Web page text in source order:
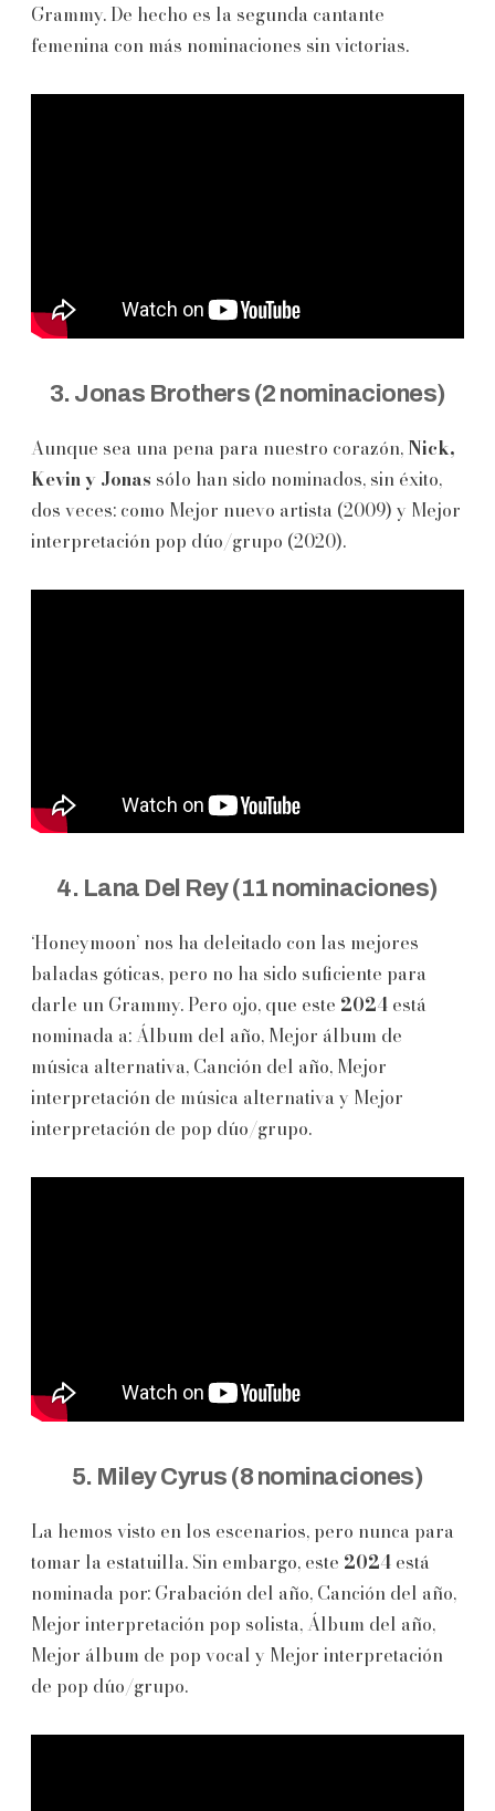
Grammy. De hecho es la segunda cantante
femenina con más nominaciones sin victorias.
3. Jonas Brothers (2 nominaciones)
Aunque sea una pena para nuestro corazón,Nick,
Kevin y Jonas sólo han sido nominados, sin éxito,
dos veces: como Mejor nuevo artista (2009) y Mejor
interpretación pop dúo/grupo (2020).
4. Lana Del Rey (11 nominaciones)
‘Honeymoon’ nos ha deleitado con las mejores
baladas góticas, pero no ha sido suficiente para
darle un Grammy. Pero ojo, que este 2024 está
nominada a: Álbum del año, Mejor álbum de
música alternativa, Canción del año, Mejor
interpretación de música alternativa y Mejor
interpretación de pop dúo/grupo.
5. Miley Cyrus (8 nominaciones)
La hemos visto en los escenarios, pero nunca para
tomar la estatuilla. Sin embargo, este 2024 está
nominada por: Grabación del año, Canción del año,
Mejor interpretación pop solista, Álbum del año,
Mejor álbum de pop vocal y Mejor interpretación
de pop dúo/grupo.